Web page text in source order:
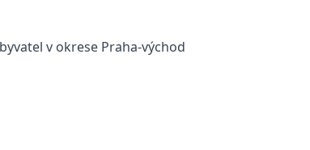
v okrese Praha-východ